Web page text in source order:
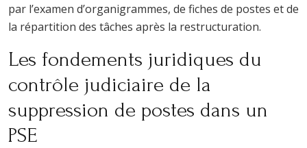
par l’examen d’organigrammes, de fiches de postes et de
la répartition des tâches après la restructuration.
Les fondements juridiques du
contrôle judiciaire de la
suppression de postes dans un
PSE